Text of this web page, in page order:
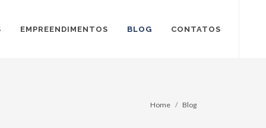
EMPREENDIMENTOS BLOG CONTATOS
Home Blog